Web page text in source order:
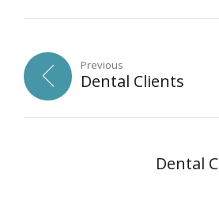
Previous
Dental Clients
Dental